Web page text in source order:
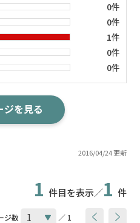
2016/04/24 更新
0件
0件
1件
0件
0件
ジを見る
1 件目を表示／1 件
ジ数 ／ 1